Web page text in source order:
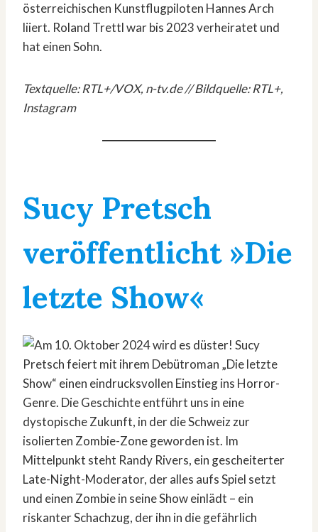
österreichischen Kunstflugpiloten Hannes Arch
liiert. Roland Trettl war bis 2023 verheiratet und
hat einen Sohn.
Textquelle: RTL+/VOX, n-tv.de // Bildquelle: RTL+,
Instagram
Sucy Pretsch
veröffentlicht »Die
letzte Show«